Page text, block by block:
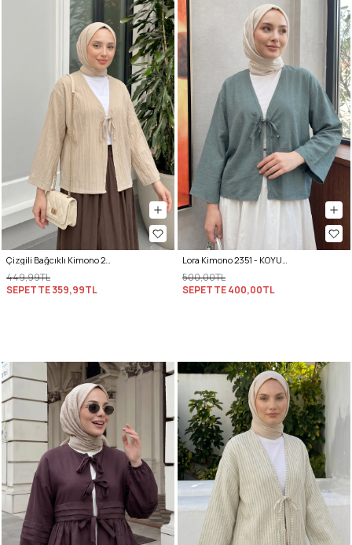
Çizgili Bağcıklı Kimono 2358 - TAŞ RENGİ
449,99TL
SEPETTE359,99TL
Lora Kimono 2351 - KOYU MİNT YEŞİLİ
500,00TL
SEPETTE400,00TL